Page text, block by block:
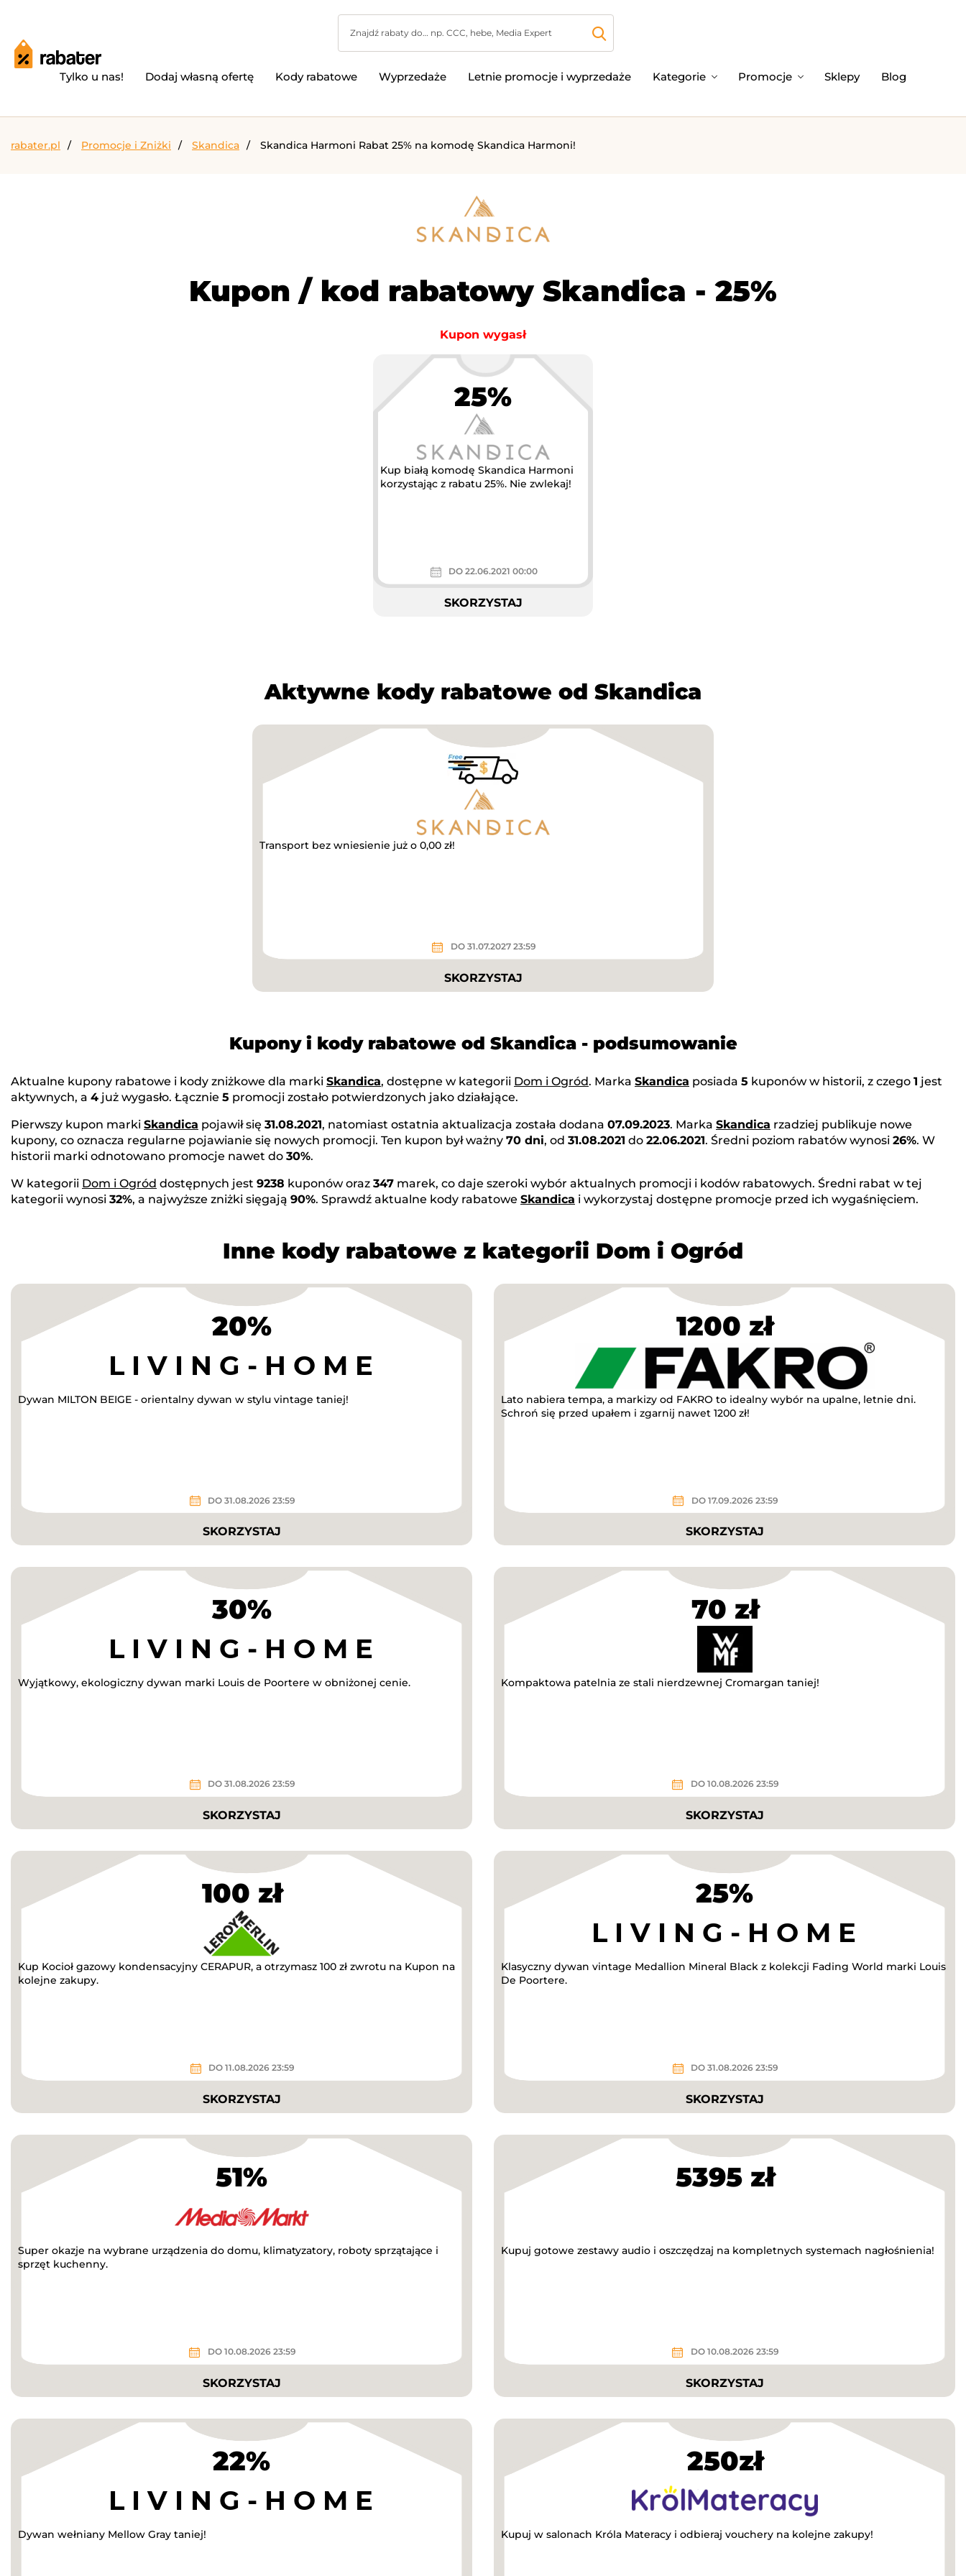
Tylko u nas! Dodaj własną ofertę Kody rabatowe Wyprzedaże Letnie promocje i wyprzedaże Kategorie Promocje Sklepy Blog
rabater.pl Promocje i Zniżki Skandica Skandica Harmoni Rabat 25% na komodę Skandica Harmoni!
Kupon / kod rabatowy Skandica - 25%
Kupon wygasł
25%
Kup białą komodę Skandica Harmoni
korzystając z rabatu 25%. Nie zwlekaj!
DO 22.06.2021 00:00
SKORZYSTAJ
Aktywne kody rabatowe od Skandica
Transport bez wniesienie już o 0,00 zł!
DO 31.07.2027 23:59
SKORZYSTAJ
Kupony i kody rabatowe od Skandica - podsumowanie
Aktualne kupony rabatowe i kody zniżkowe dla marki Skandica, dostępne w kategorii Dom i Ogród. Marka Skandica posiada 5 kuponów w historii, z czego 1 jest
aktywnych, a 4 już wygasło. Łącznie 5 promocji zostało potwierdzonych jako działające.
Pierwszy kupon marki Skandica pojawił się 31.08.2021, natomiast ostatnia aktualizacja została dodana 07.09.2023. Marka Skandica rzadziej publikuje nowe
kupony, co oznacza regularne pojawianie się nowych promocji. Ten kupon był ważny 70 dni, od 31.08.2021 do 22.06.2021. Średni poziom rabatów wynosi 26%. W
historii marki odnotowano promocje nawet do 30%.
W kategorii Dom i Ogród dostępnych jest 9238 kuponów oraz 347 marek, co daje szeroki wybór aktualnych promocji i kodów rabatowych. Średni rabat w tej
kategorii wynosi 32%, a najwyższe zniżki sięgają 90%. Sprawdź aktualne kody rabatowe Skandica i wykorzystaj dostępne promocje przed ich wygaśnięciem.
Inne kody rabatowe z kategorii Dom i Ogród
20%
Dywan MILTON BEIGE - orientalny dywan w stylu vintage taniej!
DO 31.08.2026 23:59
SKORZYSTAJ
1200 zł
Lato nabiera tempa, a markizy od FAKRO to idealny wybór na upalne, letnie dni.
Schroń się przed upałem i zgarnij nawet 1200 zł!
DO 17.09.2026 23:59
SKORZYSTAJ
30%
Wyjątkowy, ekologiczny dywan marki Louis de Poortere w obniżonej cenie.
DO 31.08.2026 23:59
SKORZYSTAJ
70 zł
Kompaktowa patelnia ze stali nierdzewnej Cromargan taniej!
DO 10.08.2026 23:59
SKORZYSTAJ
100 zł
Kup Kocioł gazowy kondensacyjny CERAPUR, a otrzymasz 100 zł zwrotu na Kupon na
kolejne zakupy.
DO 11.08.2026 23:59
SKORZYSTAJ
25%
Klasyczny dywan vintage Medallion Mineral Black z kolekcji Fading World marki Louis
De Poortere.
DO 31.08.2026 23:59
SKORZYSTAJ
51%
Super okazje na wybrane urządzenia do domu, klimatyzatory, roboty sprzątające i
sprzęt kuchenny.
DO 10.08.2026 23:59
SKORZYSTAJ
5395 zł
Kupuj gotowe zestawy audio i oszczędzaj na kompletnych systemach nagłośnienia!
DO 10.08.2026 23:59
SKORZYSTAJ
22%
Dywan wełniany Mellow Gray taniej!
250zł
Kupuj w salonach Króla Materacy i odbieraj vouchery na kolejne zakupy!